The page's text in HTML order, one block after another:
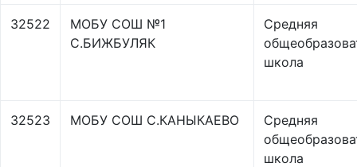
32522
МОБУ СОШ №1
С.БИЖБУЛЯК
Средняя
школа
32523 МОБУ СОШ С.КАНЫКАЕВО
Средняя
школа